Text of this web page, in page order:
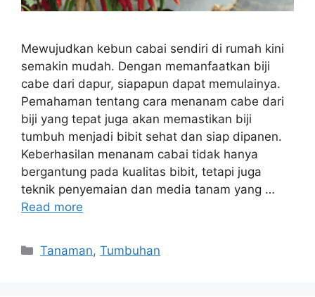
Mewujudkan kebun cabai sendiri di rumah kini
semakin mudah. Dengan memanfaatkan biji
cabe dari dapur, siapapun dapat memulainya.
Pemahaman tentang cara menanam cabe dari
biji yang tepat juga akan memastikan biji
tumbuh menjadi bibit sehat dan siap dipanen.
Keberhasilan menanam cabai tidak hanya
bergantung pada kualitas bibit, tetapi juga
teknik penyemaian dan media tanam yang …
Read more
Categories
Tanaman,Tumbuhan